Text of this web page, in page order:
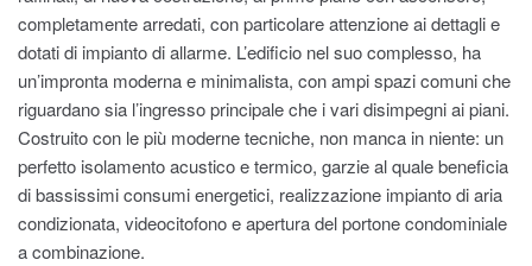
completamente arredati, con particolare attenzione ai dettagli e
dotati di impianto di allarme. L’edificio nel suo complesso, ha
un’impronta moderna e minimalista, con ampi spazi comuni che
riguardano sia l’ingresso principale che i vari disimpegni ai piani.
Costruito con le più moderne tecniche, non manca in niente: un
perfetto isolamento acustico e termico, garzie al quale beneficia
di bassissimi consumi energetici, realizzazione impianto di aria
condizionata, videocitofono e apertura del portone condominiale
a combinazione.